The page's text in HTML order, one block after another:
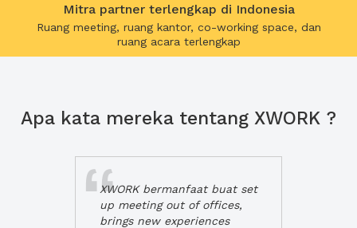
Mitra partner terlengkap di Indonesia
Ruang meeting, ruang kantor, co-working space, dan
ruang acara terlengkap
Apa kata mereka tentang XWORK ?
XWORK bermanfaat buat set
up meeting out of offices,
brings new experiences